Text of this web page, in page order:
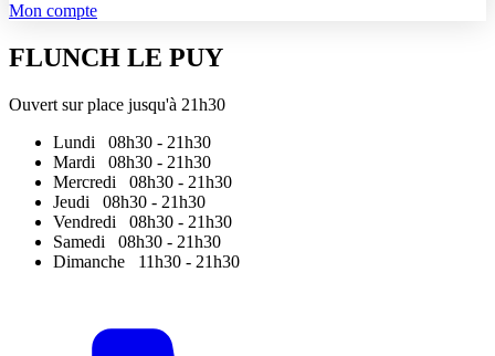
Mon compte
FLUNCH LE PUY
Ouvert sur place jusqu'à 21h30
Lundi
08h30 - 21h30
Mardi
08h30 - 21h30
Mercredi
08h30 - 21h30
Jeudi
08h30 - 21h30
Vendredi
08h30 - 21h30
Samedi
08h30 - 21h30
Dimanche
11h30 - 21h30